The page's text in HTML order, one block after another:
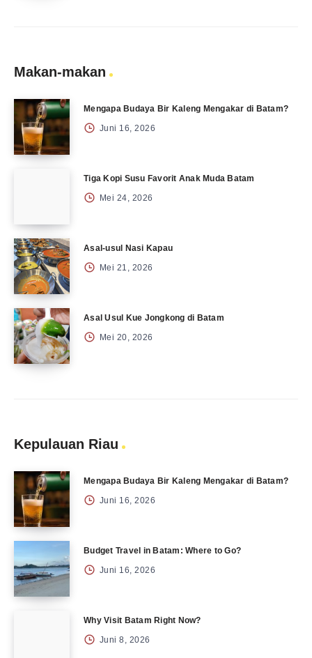
Makan-makan
Mengapa Budaya Bir Kaleng Mengakar di Batam?
Juni 16, 2026
Tiga Kopi Susu Favorit Anak Muda Batam
Mei 24, 2026
Asal-usul Nasi Kapau
Mei 21, 2026
Asal Usul Kue Jongkong di Batam
Mei 20, 2026
Kepulauan Riau
Mengapa Budaya Bir Kaleng Mengakar di Batam?
Juni 16, 2026
Budget Travel in Batam: Where to Go?
Juni 16, 2026
Why Visit Batam Right Now?
Juni 8, 2026